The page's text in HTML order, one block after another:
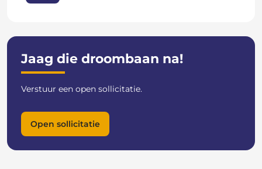
Jaag die droombaan na!
Verstuur een open sollicitatie.
Open sollicitatie